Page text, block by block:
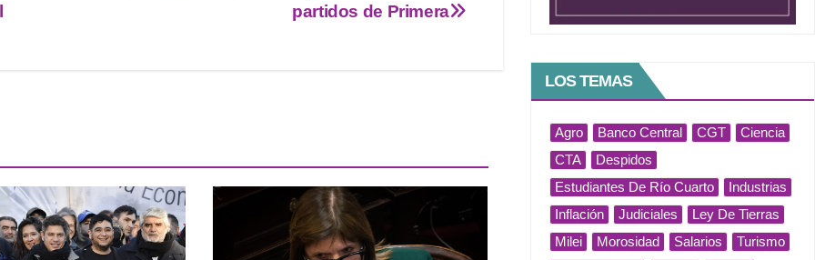
partidos de Primera
LOS TEMAS
Agro Banco Central CGT
Ciencia
CTA
Despidos
Estudiantes De Río Cuarto
Industrias
Inflación
Judiciales
Ley De Tierras
Milei
Morosidad Salarios
Turismo